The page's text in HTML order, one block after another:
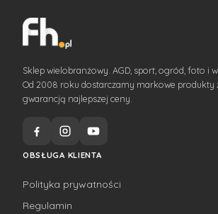
Sklep wielobranżowy. AGD, sport, ogród, foto i
Od 2008 roku dostarczamy markowe produkty
gwarancją najlepszej ceny.
OBSŁUGA KLIENTA
Polityka prywatności
Regulamin